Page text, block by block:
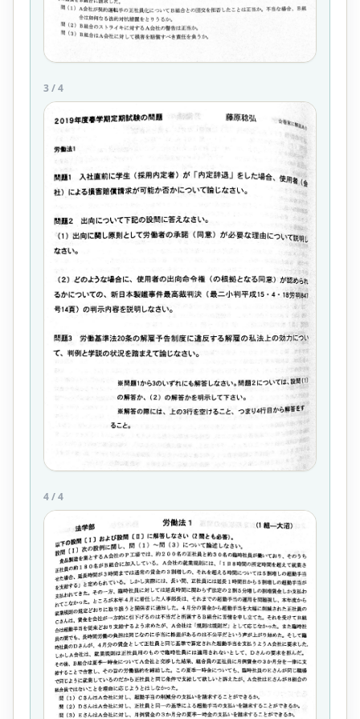
3/4
4/4